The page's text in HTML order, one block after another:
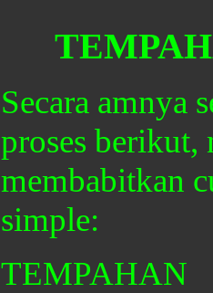
Secara amnya
proses berikut,
membabitkan
simple:
TEMPAHAN